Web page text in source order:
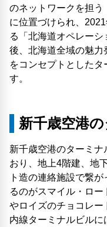
のネットワークを担
に位置づけられ、
る「北海道オペレー
後、北海道全域の魅力
をコンセプトとしたタ
す。
新千歳空港
新千歳空港のターミ
おり、地上4階建、地
ト造の連絡施設で繋
るのがスマイル・ロ
やロイズのチョコレー
内線ターミナルビル